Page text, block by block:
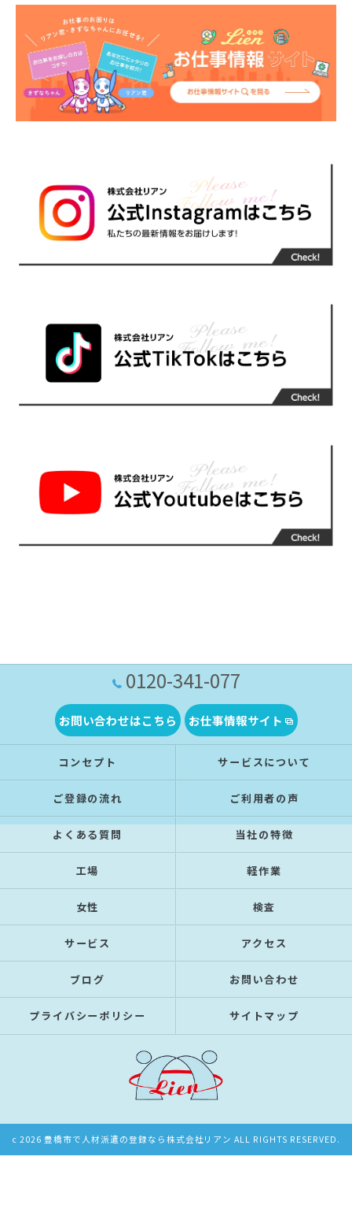
0120-341-077
お問い合わせはこちら お仕事情報サイト
コンセプト サービスについて
ご登録の流れ ご利用者の声
よくある質問 当社の特徴
工場 軽作業
女性 検査
サービス アクセス
ブログ お問い合わせ
プライバシーポリシー サイトマップ
c 2026 豊橋市で人材派遣の登録なら株式会社リアン ALL RIGHTS RESERVED.